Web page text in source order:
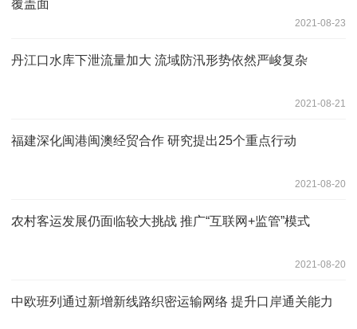
覆盖面
2021-08-23
丹江口水库下泄流量加大 流域防汛形势依然严峻复杂
2021-08-21
福建深化闽港闽澳经贸合作 研究提出25个重点行动
2021-08-20
农村客运发展仍面临较大挑战 推广“互联网+监管”模式
2021-08-20
中欧班列通过新增新线路织密运输网络 提升口岸通关能力